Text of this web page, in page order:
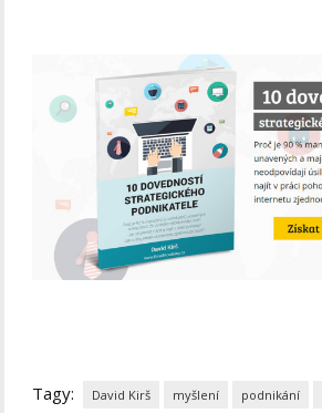
Tagy: David Kirš myšlení podnikání